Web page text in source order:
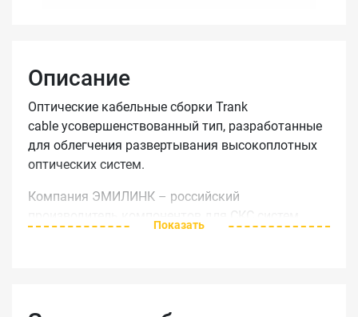
Описание
Оптические кабельные сборки Trank
cable усовершенствованный тип, разработанные
для облегчения развертывания высокоплотных
оптических систем.
Компания ЭМИЛИНК – российский
производитель компонентов для СКС систем
структурированных кабельных систем.
Показать